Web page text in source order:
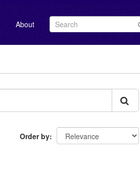
About
Order by